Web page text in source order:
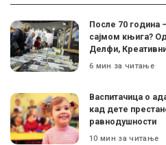
После 70 година
сајмом књига?
Делфи,
6 мин за читање
Васпитачица о
кад дете
равнодушности
10 мин за читање